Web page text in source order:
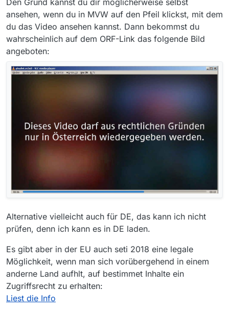
ansehen, wenn du in MVW auf den Pfeil klickst, mit dem
du das Video ansehen kannst. Dann bekommst du
wahrscheinlich auf dem ORF-Link das folgende Bild
angeboten:
Alternative vielleicht auch für DE, das kann ich nicht
prüfen, denn ich kann es in DE laden.
Es gibt aber in der EU auch seti 2018 eine legale
Möglichkeit, wenn man sich vorübergehend in einem
anderne Land aufhlt, auf bestimmet Inhalte ein
Zugriffsrecht zu erhalten:
Liest die Info